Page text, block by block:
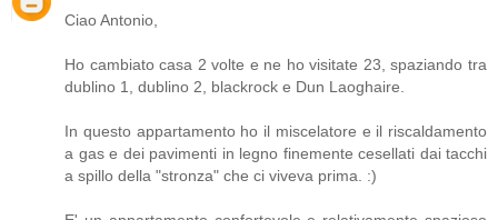
Ciao Antonio,
Ho cambiato casa 2 volte e ne ho visitate 23, spaziando tra
dublino 1, dublino 2, blackrock e Dun Laoghaire.
In questo appartamento ho il miscelatore e il riscaldamento
a gas e dei pavimenti in legno finemente cesellati dai tacchi
a spillo della "stronza" che ci viveva prima. :)